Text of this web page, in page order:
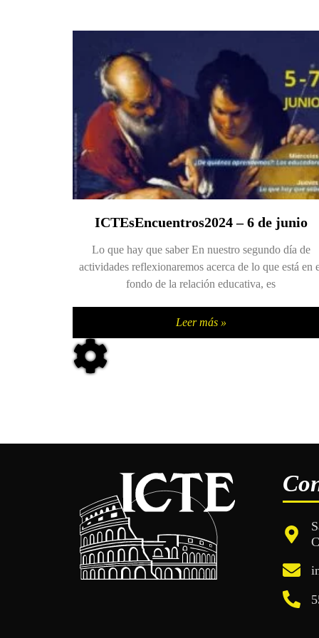
ICTEsEncuentros2024 – 6 de junio
Lo que hay que saber En nuestro segundo día de
actividades reflexionaremos acerca de lo que está en
fondo de la relación educativa, es
Leer más »